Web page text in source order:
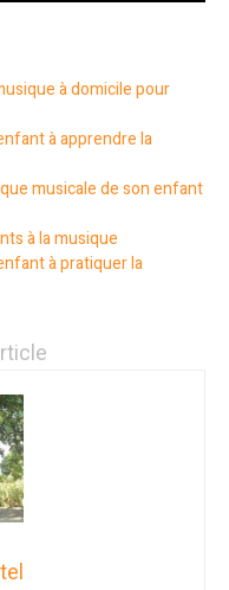
à domicile pour
à apprendre la
musicale de son enfant
à la musique
à pratiquer la